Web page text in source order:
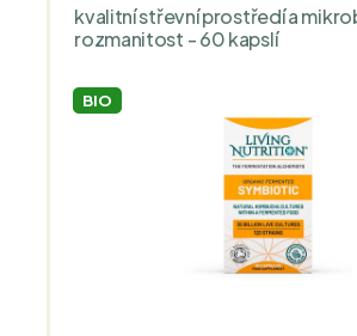
kvalitní střevní prostředí a
rozmanitost - 60 kapslí
BIO